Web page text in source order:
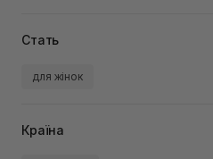
Стать
для жінок
Країна